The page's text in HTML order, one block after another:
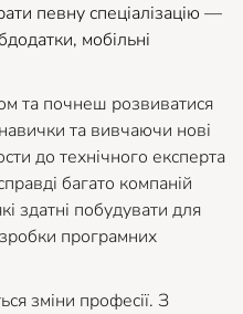
певну спеціалізацію —
мобільні
та почнеш розвиватися
та вивчаючи нові
до технічного експерта
багато компаній
здатні побудувати для
програмних
зміни професії. З